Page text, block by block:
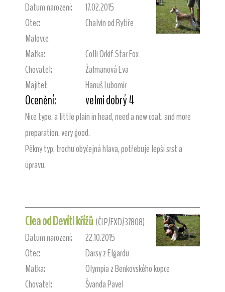
Datum narození:
17.02.2015
Otec:
Chalvin od Rytíře
Malovce
Matka:
Colli Orkif Star Fox
Chovatel:
Žalmanová Eva
Majitel:
Hanuš Lubomír
Ocenění: velmi dobrý 4
Nice type, a little plain in head, need a new coat, and more
preparation, very good.
Pěkný typ, trochu obyčejná hlava, potřebuje lepší srst a
úpravu.
Clea od Devíti křížů (ČLP/FXD/37808)
Datum narození:
22.10.2015
Otec:
Darsy z Elgardu
Matka:
Olympia z Benkovského kopce
Chovatel:
Švanda Pavel